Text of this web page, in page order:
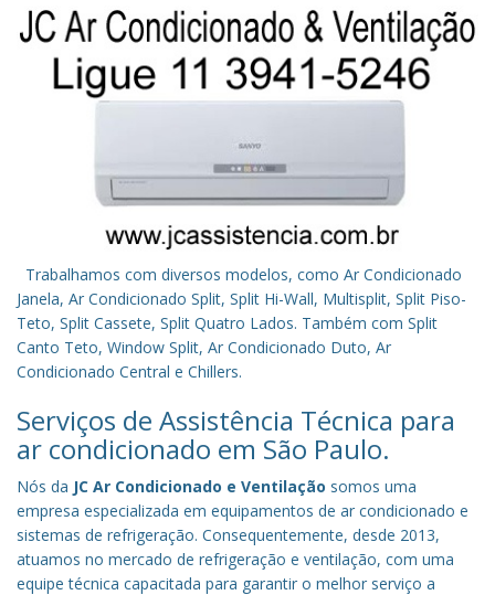
Trabalhamos com diversos modelos, como Ar Condicionado
Janela, Ar Condicionado Split, Split Hi-Wall, Multisplit, Split Piso-
Teto, Split Cassete, Split Quatro Lados. Também com Split
Canto Teto, Window Split, Ar Condicionado Duto, Ar
Condicionado Central e Chillers.
Serviços de Assistência Técnica para
ar condicionado em São Paulo.
Nós da JC Ar Condicionado e Ventilação somos uma
empresa especializada em equipamentos de ar condicionado e
sistemas de refrigeração. Consequentemente, desde 2013,
atuamos no mercado de refrigeração e ventilação, com uma
equipe técnica capacitada para garantir o melhor serviço a